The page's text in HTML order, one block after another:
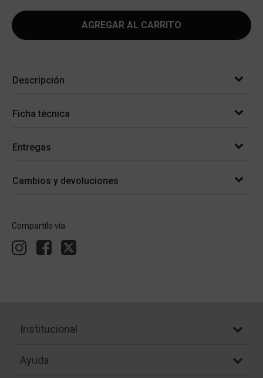
AGREGAR AL CARRITO
Descripción
Ficha técnica
Entregas
Cambios y devoluciones
Compartílo vía
Institucional
Ayuda